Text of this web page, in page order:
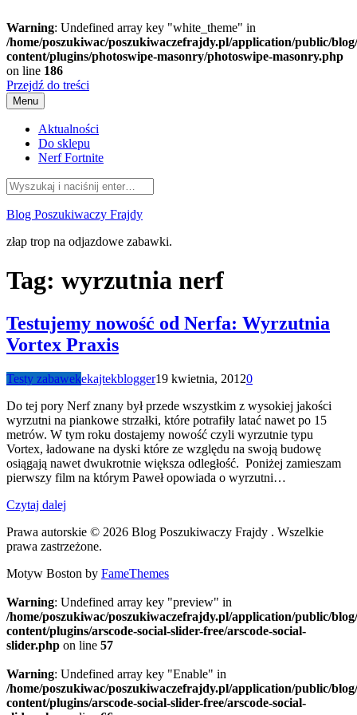
Warning: Undefined array key "white_theme" in
/home/poszukiwac/poszukiwaczefrajdy.pl/application/public/
content/plugins/photoswipe-masonry/photoswipe-masonry.php
on line 186
Przejdź do treści
Menu
Aktualności
Do sklepu
Nerf Fortnite
Blog Poszukiwaczy Frajdy
złap trop na odjazdowe zabawki.
Tag: wyrzutnia nerf
Testujemy nowość od Nerfa: Wyrzutnia
Vortex Praxis
Testy zabawekekajtekblogger19 kwietnia, 20120
Do tej pory Nerf znany był przede wszystkim z wysokiej jakości
wyrzutni na piankowe strzałki, które potrafiły latać nawet po 15
metrów. W tym roku dostajemy nowość czyli wyrzutnie typu
Vortex, ładowane na dyski które ze względu na swoją budowę
osiągają nawet dwukrotnie większa odległość. Poniżej zamieszam
pierwszy film na którym Paweł opowiada o wyrzutni…
Czytaj dalej
Prawa autorskie © 2026 Blog Poszukiwaczy Frajdy . Wszelkie
prawa zastrzeżone.
Motyw Boston by FameThemes
Warning: Undefined array key "preview" in
/home/poszukiwac/poszukiwaczefrajdy.pl/application/public/
content/plugins/arscode-social-slider-free/arscode-social-
slider.php on line 57
Warning: Undefined array key "Enable" in
/home/poszukiwac/poszukiwaczefrajdy.pl/application/public/
content/plugins/arscode-social-slider-free/arscode-social-